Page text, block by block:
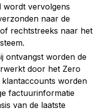
wordt vervolgens
naar de
rechtstreeks naar het
ontvangst worden de
door het Zero
worden
factuurinformatie
van de laatste